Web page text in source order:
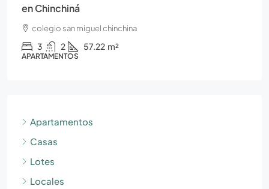
en Chinchiná
colegio san miguel chinchina
3 2 57.22 m²
APARTAMENTOS
Apartamentos
Casas
Lotes
Locales